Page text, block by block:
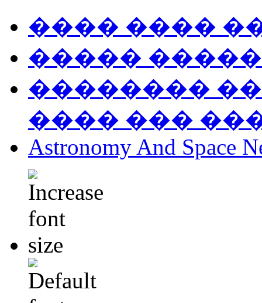
���� ����
�����
��������
���� ���
Astronomy And Space